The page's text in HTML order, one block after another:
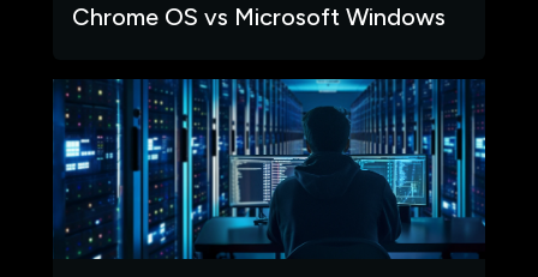
Chrome OS vs Microsoft Windows